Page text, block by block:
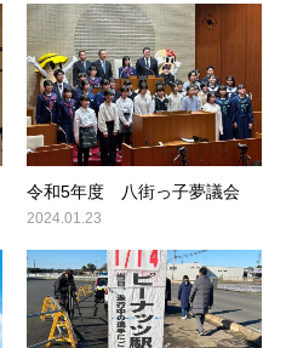
令和5年度 八街っ子夢議会
2024.01.23